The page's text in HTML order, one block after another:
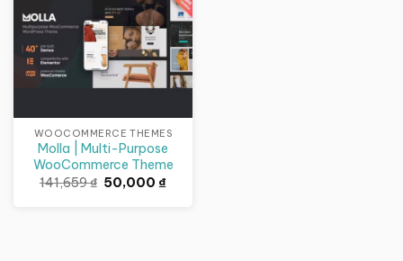
WOOCOMMERCE THEMES
Molla | Multi-Purpose
WooCommerce Theme
141,659₫ Giá
gốc
50,000₫Giá